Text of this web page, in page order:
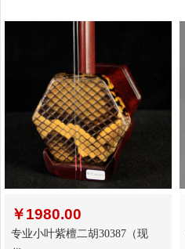
￥1980.00
专业小叶紫檀二胡30387（现